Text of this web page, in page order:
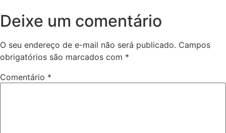
Deixe um comentário
O seu endereço de e-mail não será publicado. Campos
obrigatórios são marcados com *
Comentário *